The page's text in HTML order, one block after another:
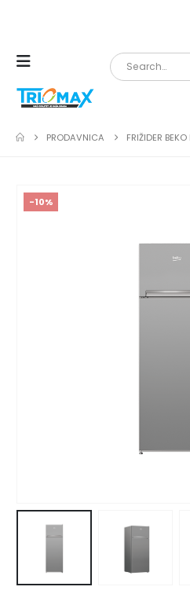
PRODAVNICA FRIŽIDER
-10%